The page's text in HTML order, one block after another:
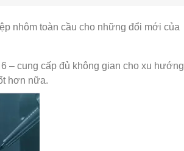
nhôm toàn cầu cho những đổi mới của
– cung cấp đủ không gian cho xu hướng
hơn nữa.